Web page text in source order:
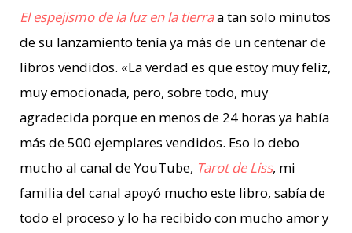
El espejismo de la luz en la tierraa tan solo minutos
de su lanzamiento tenía ya más de un centenar de
libros vendidos. «La verdad es que estoy muy feliz,
muy emocionada, pero, sobre todo, muy
agradecida porque en menos de 24 horas ya había
más de 500 ejemplares vendidos. Eso lo debo
mucho al canal de YouTube, Tarot de Liss, mi
familia del canal apoyó mucho este libro, sabía de
todo el proceso y lo ha recibido con mucho amor y